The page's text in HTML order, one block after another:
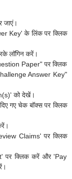
जाएं।
Key' के लिंक पर क्लिक
लॉगिन करें।
Paper" पर क्लिक
Answer Key"
को देखें।
गए चेक बॉक्स पर क्लिक
Claims' पर क्लिक
पर क्लिक करें और 'Pay